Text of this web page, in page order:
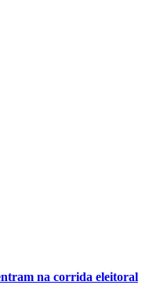
na corrida eleitoral